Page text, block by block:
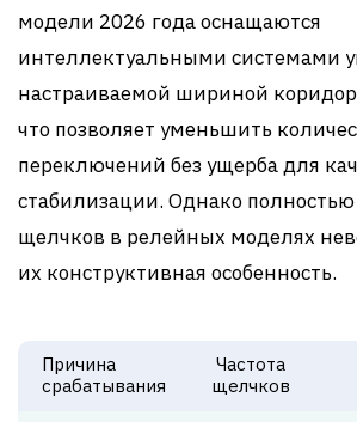
модели 2026 года оснащаются
интеллектуальными системами
настраиваемой шириной
что позволяет уменьшить
переключений без ущерба для
стабилизации. Однако полностью
щелчков в релейных моделях
их конструктивная особенность.
Причина
срабатывания
Частота
щелчков